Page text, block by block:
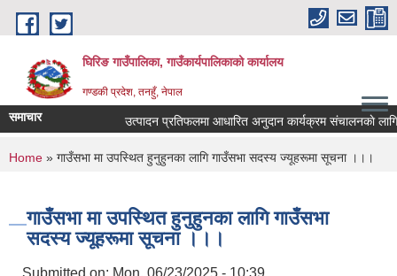
Skip to main content
घिरिङ गाउँपालिका, गाउँकार्यपालिकाको कार्यालय
गण्डकी प्रदेश, तनहुँ, नेपाल
समाचार उत्पादन प्रतिफलमा आधारित अनुदान कार्यक्रम संचालनकाे
You are here
Home » गाउँसभा मा उपस्थित हुनुहुनका लागि गाउँसभा सदस्य ज्यूहरूमा सूचना ।।।
गाउँसभा मा उपस्थित हुनुहुनका लागि गाउँसभा
सदस्य ज्यूहरूमा सूचना ।।।